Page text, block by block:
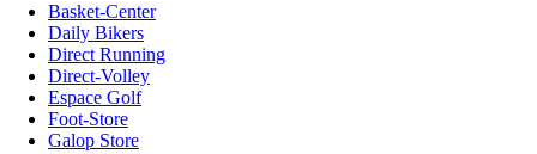
Basket-Center
Daily Bikers
Direct Running
Direct-Volley
Espace Golf
Foot-Store
Galop Store